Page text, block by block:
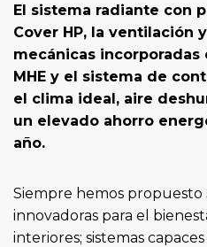
El sistema radiante con
Cover HP, la ventilación
mecánicas incorporadas
MHE y el sistema de
el clima ideal, aire
un elevado ahorro
año.
Siempre hemos propuesto
innovadoras para el
interiores; sistemas